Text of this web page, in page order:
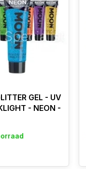
GEL - UV
- NEON -